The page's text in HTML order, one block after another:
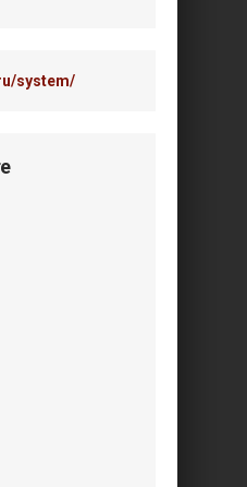
system/